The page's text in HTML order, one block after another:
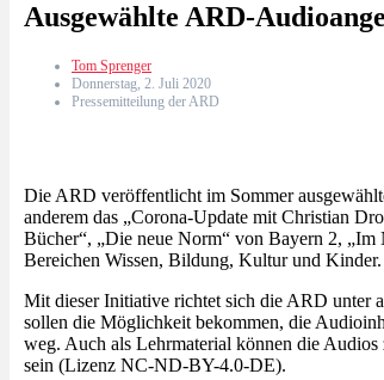
Ausgewählte ARD-
Tom Sprenger
Donnerstag, 2. Juli 2020
Pressemitteilung der ARD
Die ARD veröffentlicht im Sommer
anderem das „Corona-Update mit Christian
Bücher“, „Die neue Norm“ von Bayern 2,
Bereichen Wissen, Bildung, Kultur und Kinder.
Mit dieser Initiative richtet sich die ARD unter
sollen die Möglichkeit bekommen, die
weg. Auch als Lehrmaterial können die
sein (Lizenz NC-ND-BY-4.0-DE).